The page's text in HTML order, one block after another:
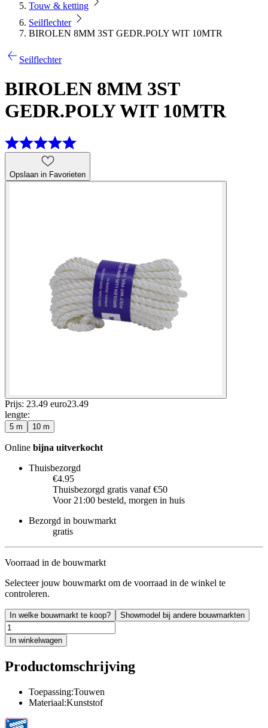
Touw & ketting
Seilflechter
BIROLEN 8MM 3ST GEDR.POLY WIT 10MTR
Seilflechter
BIROLEN 8MM 3ST
GEDR.POLY WIT 10MTR
Opslaan in Favorieten
Prijs: 23.49 euro23.49
lengte:
5 m 10 m
Online bijna uitverkocht
Thuisbezorgd
€4.95
Thuisbezorgd gratis vanaf €50
Voor 21:00 besteld, morgen in huis
Bezorgd in bouwmarkt
gratis
Voorraad in de bouwmarkt
Selecteer jouw bouwmarkt om de voorraad in de winkel te
controleren.
In welke bouwmarkt te koop? Showmodel bij andere bouwmarkten
In winkelwagen
Productomschrijving
Toepassing:Touwen
Materiaal:Kunststof